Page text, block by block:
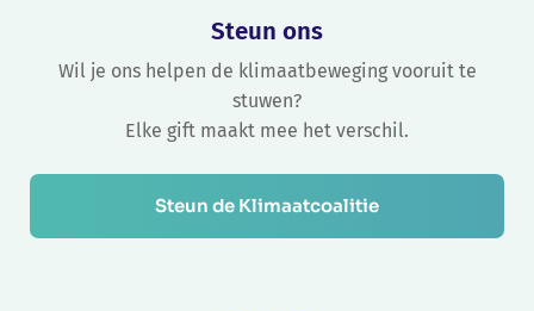
Steun ons
Wil je ons helpen de klimaatbeweging vooruit te
stuwen?
Elke gift maakt mee het verschil.
Steun de Klimaatcoalitie